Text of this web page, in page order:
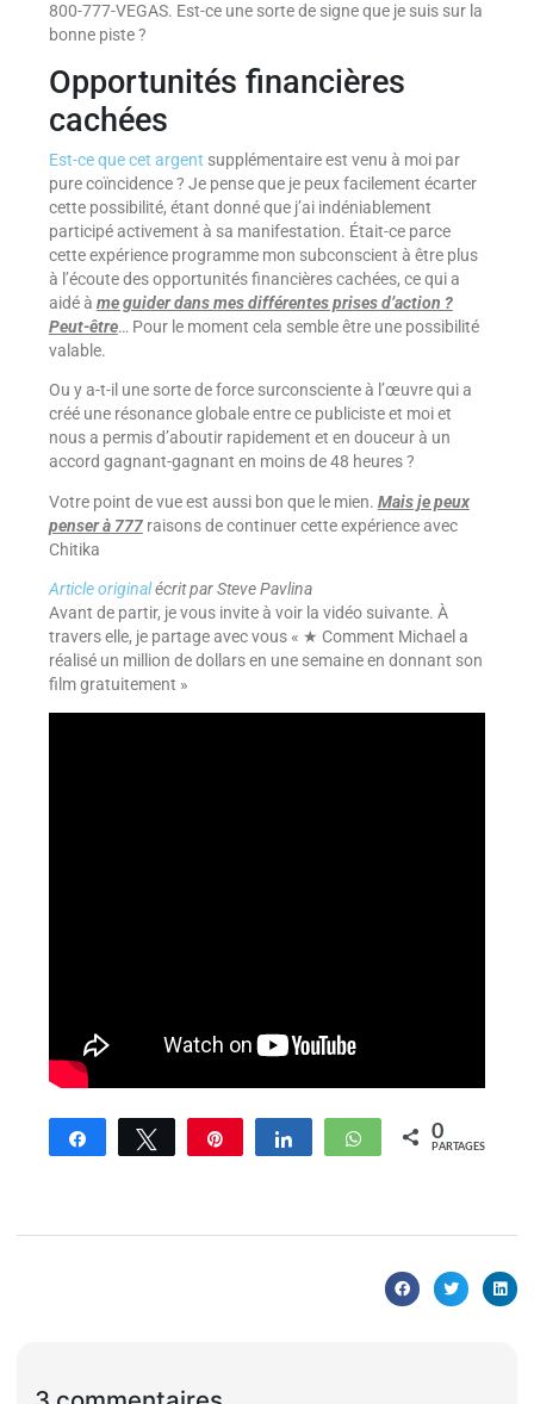
800-777-VEGAS. Est-ce une sorte de signe que je suis sur la
bonne piste ?
Opportunités financières
cachées
Est-ce que cet argent supplémentaire est venu à moi par
pure coïncidence ? Je pense que je peux facilement écarter
cette possibilité, étant donné que j’ai indéniablement
participé activement à sa manifestation. Était-ce parce
cette expérience programme mon subconscient à être plus
à l’écoute des opportunités financières cachées, ce qui a
aidé à me guider dans mes différentes prises d’action ?
Peut-être… Pour le moment cela semble être une possibilité
valable.
Ou y a-t-il une sorte de force surconsciente à l’œuvre qui a
créé une résonance globale entre ce publiciste et moi et
nous a permis d’aboutir rapidement et en douceur à un
accord gagnant-gagnant en moins de 48 heures ?
Votre point de vue est aussi bon que le mien. Mais je peux
penser à 777 raisons de continuer cette expérience avec
Chitika
Article originalécrit par Steve Pavlina
Avant de partir, je vous invite à voir la vidéo suivante. À
travers elle, je partage avec vous « ★ Comment Michael a
réalisé un million de dollars en une semaine en donnant son
film gratuitement »
Partagez Tweetez Enregistrer Partagez WhatsApp
0
PARTAGES